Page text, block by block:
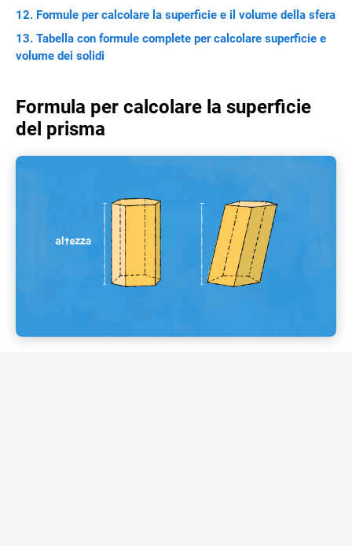
Formule per calcolare la superficie e il volume della sfera
Tabella con formule complete per calcolare superficie e
volume dei solidi
Formula per calcolare la superficie
del prisma